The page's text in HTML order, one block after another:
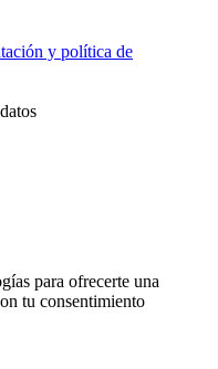
y política de
para ofrecerte una
tu consentimiento